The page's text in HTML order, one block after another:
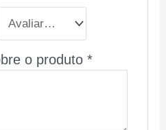
o produto *